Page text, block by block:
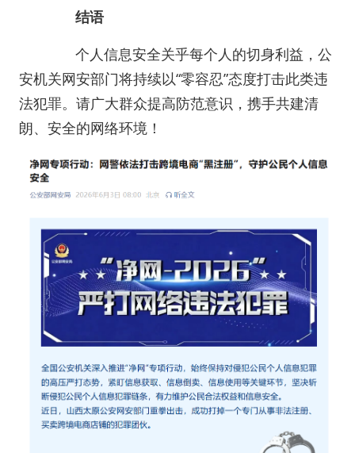
结语
个人信息安全关乎每个人的切身利益，公
安机关网安部门将持续以“零容忍”态度打击此类违
法犯罪。请广大群众提高防范意识，携手共建清
朗、安全的网络环境！